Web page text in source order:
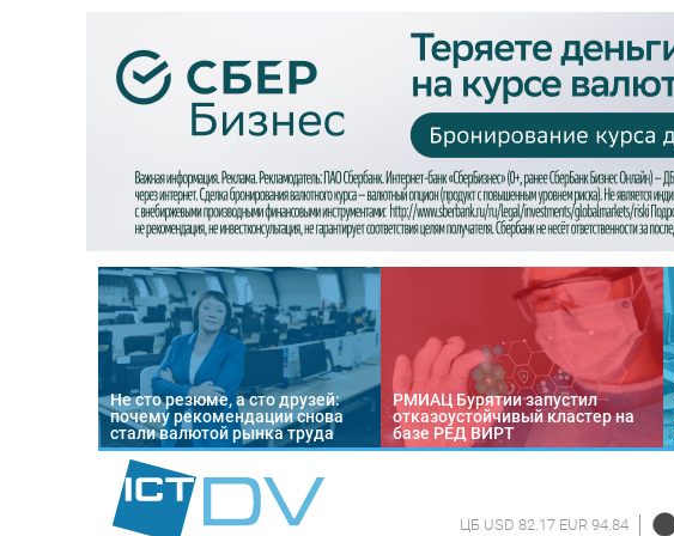
Не сто резюме, а сто друзей:
почему рекомендации снова
стали валютой рынка труда
РМИАЦ Бурятии запустил
отказоустойчивый кластер на
базе РЕД ВИРТ
ЦБ USD 82.17 EUR 94.84